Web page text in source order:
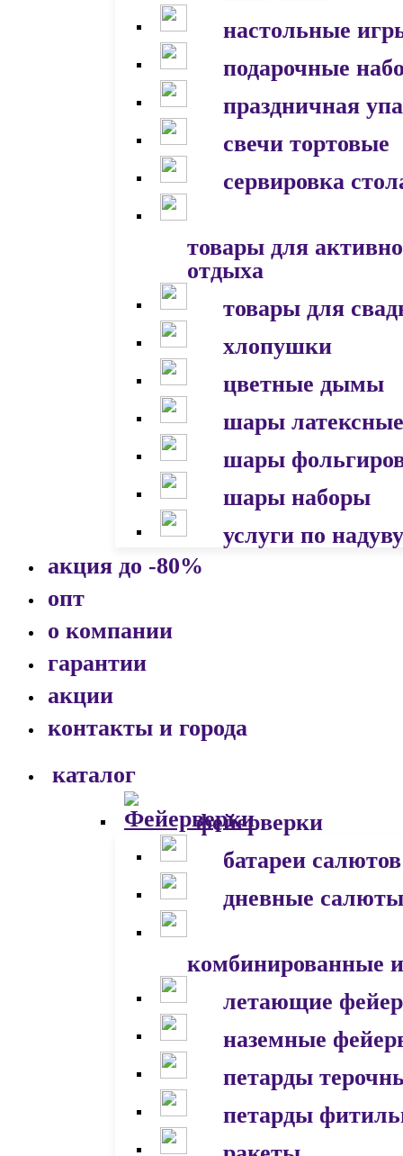
настольные
подарочные
праздничная
свечи тортовые
сервировка
товары для
отдыха
товары для
хлопушки
цветные дымы
шары латексные
шары
шары наборы
услуги по надуву
акция до -80%
опт
о компании
гарантии
акции
контакты и города
каталог
фейерверки
батареи салютов
дневные салюты
комбинированные
летающие
наземные
петарды
петарды